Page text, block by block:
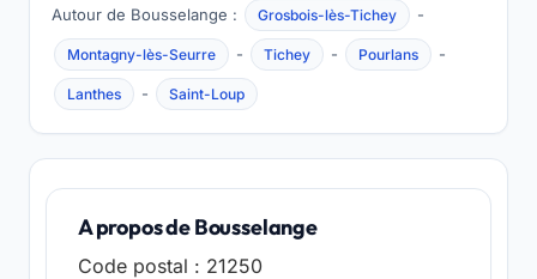
Autour de Bousselange : Grosbois-lès-Tichey -
Montagny-lès-Seurre - Tichey - Pourlans -
Lanthes - Saint-Loup
A propos de Bousselange
Code postal : 21250